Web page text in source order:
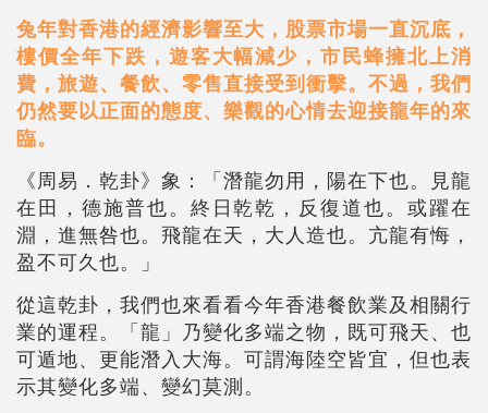
兔年對香港的經濟影響至大，股票市場一直沉底，
樓價全年下跌，遊客大幅減少，市民蜂擁北上消
費，旅遊、餐飲、零售直接受到衝擊。不過，我們
仍然要以正面的態度、樂觀的心情去迎接龍年的來
臨。
《周易．乾卦》象：「潛龍勿用，陽在下也。見龍
在田，德施普也。終日乾乾，反復道也。或躍在
淵，進無咎也。飛龍在天，大人造也。亢龍有悔，
盈不可久也。」
從這乾卦，我們也來看看今年香港餐飲業及相關行
業的運程。「龍」乃變化多端之物，既可飛天、也
可遁地、更能潛入大海。可謂海陸空皆宜，但也表
示其變化多端、變幻莫測。